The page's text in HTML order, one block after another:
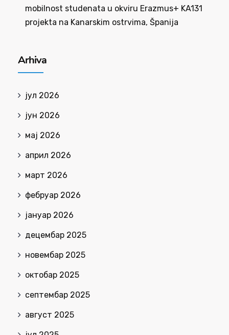
mobilnost studenata u okviru Erazmus+ KA131
projekta na Kanarskim ostrvima, Španija
Arhiva
јул 2026
јун 2026
мај 2026
април 2026
март 2026
фебруар 2026
јануар 2026
децембар 2025
новембар 2025
октобар 2025
септембар 2025
август 2025